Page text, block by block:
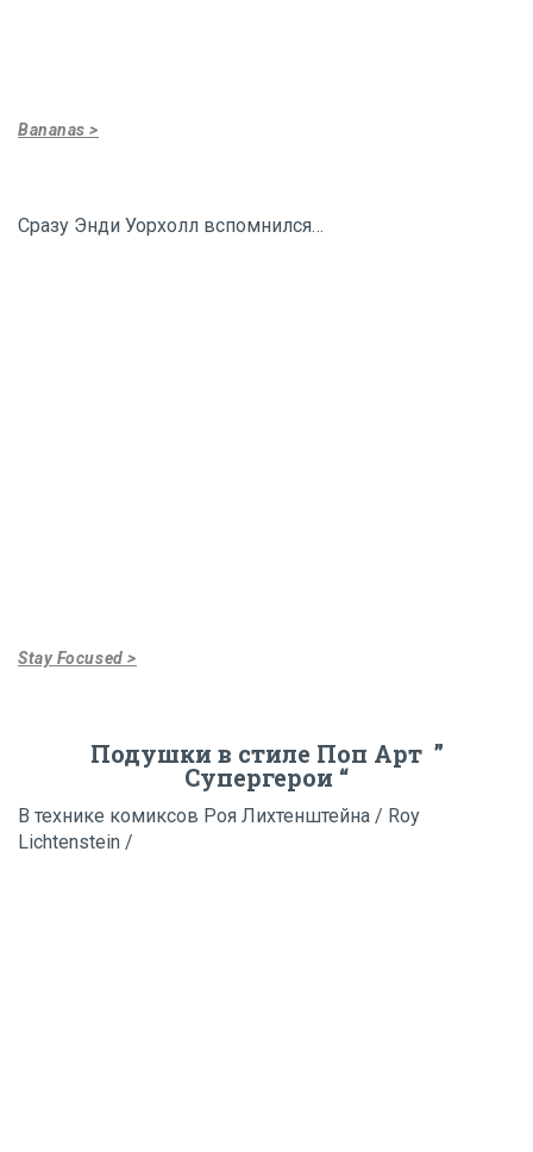
Bananas >
Сразу Энди Уорхолл вспомнился…
Stay Focused >
Подушки в стиле Поп Арт ”
Супергерои “
В технике комиксов Роя Лихтенштейна / Roy
Lichtenstein /